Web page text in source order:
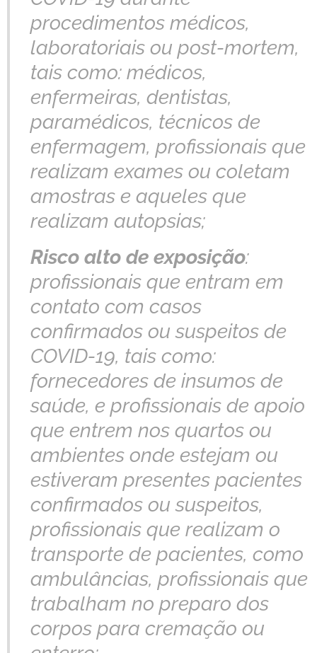
procedimentos médicos,
laboratoriais ou post-mortem,
tais como: médicos,
enfermeiras, dentistas,
paramédicos, técnicos de
enfermagem, profissionais que
realizam exames ou coletam
amostras e aqueles que
realizam autopsias;
Risco alto de exposição:
profissionais que entram em
contato com casos
confirmados ou suspeitos de
COVID-19, tais como:
fornecedores de insumos de
saúde, e profissionais de apoio
que entrem nos quartos ou
ambientes onde estejam ou
estiveram presentes pacientes
confirmados ou suspeitos,
profissionais que realizam o
transporte de pacientes, como
ambulâncias, profissionais que
trabalham no preparo dos
corpos para cremação ou